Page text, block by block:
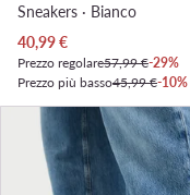
Sneakers · Bianco
Prezzo attuale
40,99€
Prezzo regolare57,99 €-29%
Prezzo più basso45,99 €-10%